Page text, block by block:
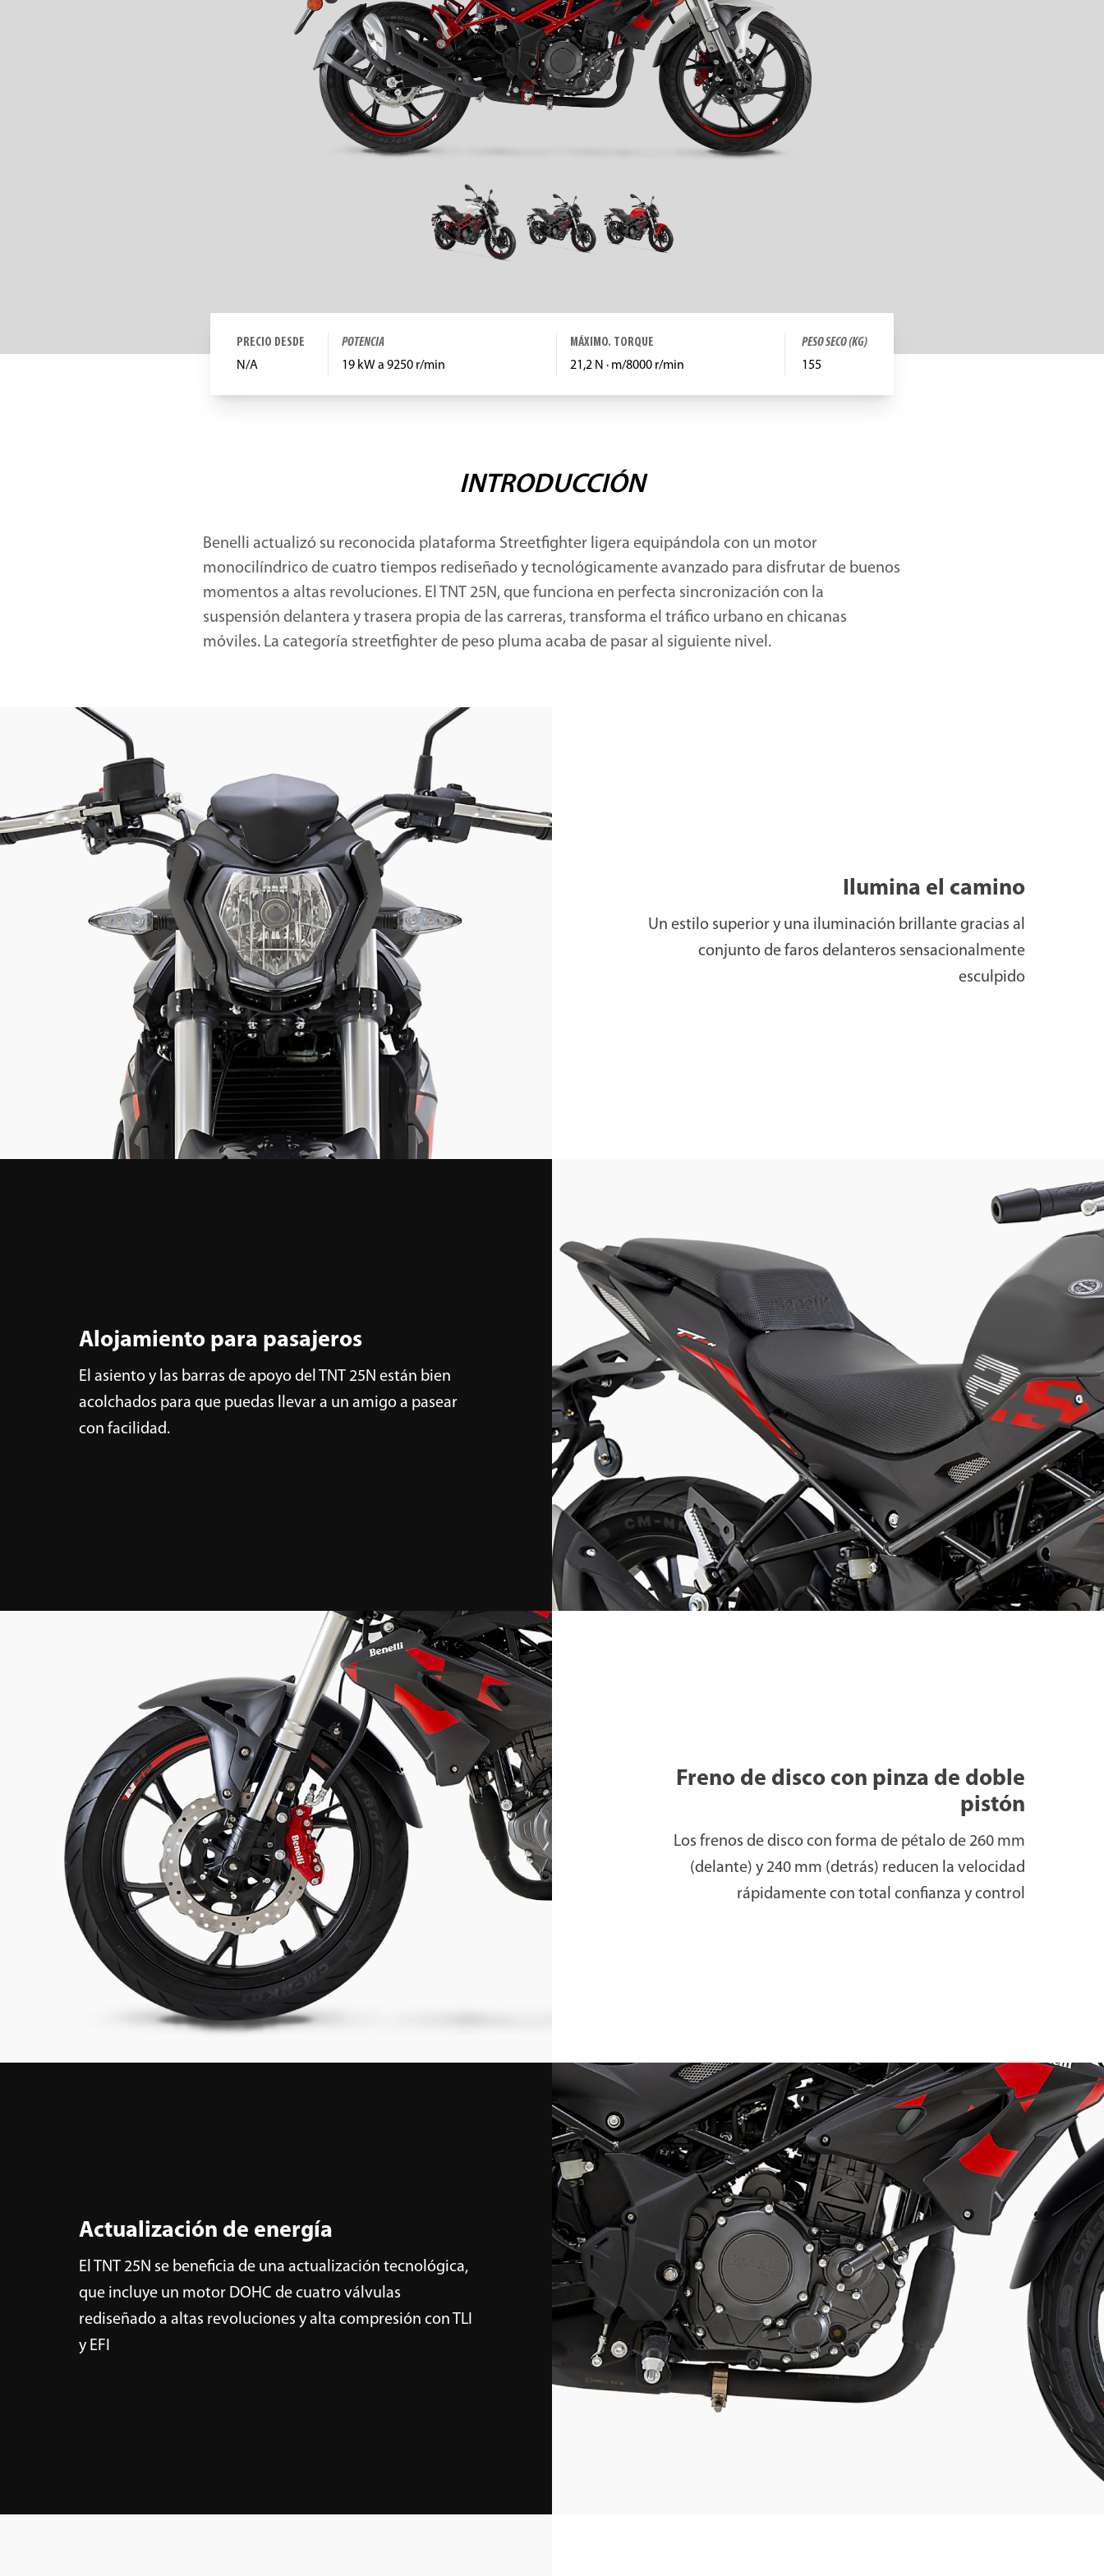
PRECIO DESDE
N/A
POTENCIA
19 kW a 9250 r/min
MÁXIMO. TORQUE
21,2 N · m/8000 r/min
PESO SECO (KG)
155
INTRODUCCIÓN
Benelli actualizó su reconocida plataforma Streetfighter ligera equipándola con un motor
monocilíndrico de cuatro tiempos rediseñado y tecnológicamente avanzado para disfrutar de buenos
momentos a altas revoluciones. El TNT 25N, que funciona en perfecta sincronización con la
suspensión delantera y trasera propia de las carreras, transforma el tráfico urbano en chicanas
móviles. La categoría streetfighter de peso pluma acaba de pasar al siguiente nivel.
Ilumina el camino
Un estilo superior y una iluminación brillante gracias al
conjunto de faros delanteros sensacionalmente
esculpido
Alojamiento para pasajeros
El asiento y las barras de apoyo del TNT 25N están bien
acolchados para que puedas llevar a un amigo a pasear
con facilidad.
Freno de disco con pinza de doble
pistón
Los frenos de disco con forma de pétalo de 260 mm
(delante) y 240 mm (detrás) reducen la velocidad
rápidamente con total confianza y control
Actualización de energía
El TNT 25N se beneficia de una actualización tecnológica,
que incluye un motor DOHC de cuatro válvulas
rediseñado a altas revoluciones y alta compresión con TLI
y EFI